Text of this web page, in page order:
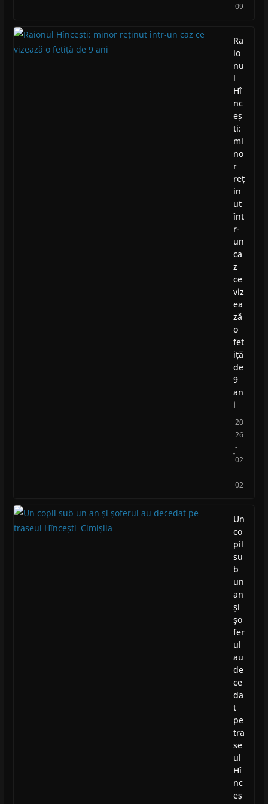
09
Ra
io
nu
l
Hî
nc
eș
ti:
mi
no
r
reț
in
ut
înt
r-
un
ca
z
ce
viz
ea
ză
o
fet
iță
de
9
an
i
20
26
-
02
-
02
Un
co
pil
su
b
un
an
și
șo
fer
ul
au
de
ce
da
t
pe
tra
se
ul
Hî
nc
eș